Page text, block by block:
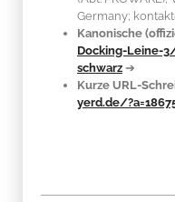
Germany;
Kanonische
Docking-Leine-
schwarz ➔
Kurze URL-
yerd.de/